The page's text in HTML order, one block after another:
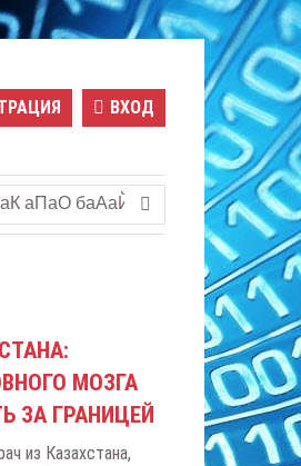
ВХОД
МОЗГА
ЗА ГРАНИЦЕЙ
из Казахстана,